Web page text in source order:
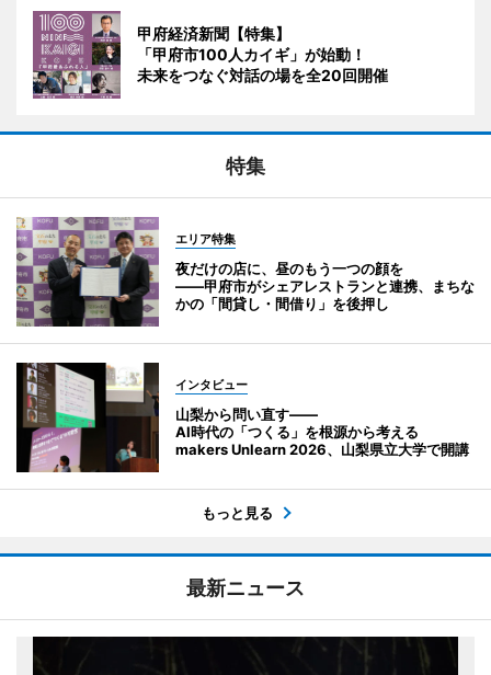
甲府経済新聞【特集】
「甲府市100人カイギ」が始動！
未来をつなぐ対話の場を全20回開催
特集
エリア特集
夜だけの店に、昼のもう一つの顔を
――甲府市がシェアレストランと連携、まちな
かの「間貸し・間借り」を後押し
インタビュー
山梨から問い直す――
AI時代の「つくる」を根源から考える
makers Unlearn 2026、山梨県立大学で開講
もっと見る
最新ニュース